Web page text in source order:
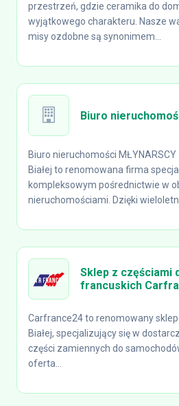
przestrzeń, gdzie ceramika do
wyjątkowego charakteru. Nasze
misy ozdobne są synonimem...
Biuro
Biuro nieruchomości
Białej to renomowana firma
kompleksowym pośrednictwie w
nieruchomościami. Dzięki
Sklep z częściami
francuskich
Carfrance24 to renomowany
Białej, specjalizujący się w
części zamiennych do
oferta...